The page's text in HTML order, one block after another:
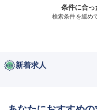
条件に合っ
検索条件を緩め
新着求人